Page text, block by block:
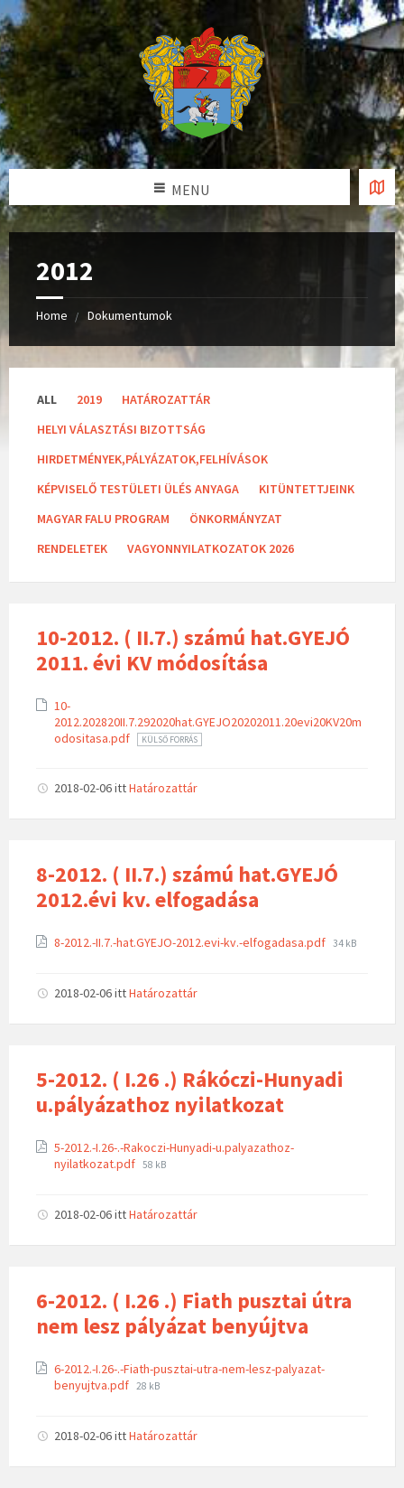
MENU
2012
Home Dokumentumok
C
t
g
o
r
i
e
s
:
ALL 2019
HATÁROZATTÁR
HELYI VÁLASZTÁSI BIZOTTSÁG
HIRDETMÉNYEK,PÁLYÁZATOK,FELHÍVÁSOK
KÉPVISELŐ TESTÜLETI ÜLÉS ANYAGA
KITÜNTETTJEINK
MAGYAR FALU PROGRAM
ÖNKORMÁNYZAT
RENDELETEK
VAGYONNYILATKOZATOK 2026
10-2012. ( II.7.) számú hat.GYEJÓ
2011. évi KV módosítása
10-
2012.202820II.7.292020hat.GYEJO20202011.20evi20KV20m
odositasa.pdf
KÜLSŐ FORRÁS
2018-02-06ittHatározattár
8-2012. ( II.7.) számú hat.GYEJÓ
2012.évi kv. elfogadása
8-2012.-II.7.-hat.GYEJO-2012.evi-kv.-elfogadasa.pdf 34 kB
2018-02-06ittHatározattár
5-2012. ( I.26 .) Rákóczi-Hunyadi
u.pályázathoz nyilatkozat
5-2012.-I.26-.-Rakoczi-Hunyadi-u.palyazathoz-
nyilatkozat.pdf 58 kB
2018-02-06ittHatározattár
6-2012. ( I.26 .) Fiath pusztai útra
nem lesz pályázat benyújtva
6-2012.-I.26-.-Fiath-pusztai-utra-nem-lesz-palyazat-
benyujtva.pdf 28 kB
2018-02-06ittHatározattár